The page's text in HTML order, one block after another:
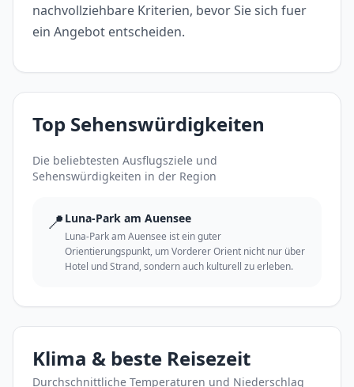
nachvollziehbare Kriterien, bevor Sie sich fuer
ein Angebot entscheiden.
Top Sehenswürdigkeiten
Die beliebtesten Ausflugsziele und
Sehenswürdigkeiten in der Region
📍 Luna-Park am Auensee
Luna-Park am Auensee ist ein guter
Orientierungspunkt, um Vorderer Orient nicht nur über
Hotel und Strand, sondern auch kulturell zu erleben.
Klima & beste Reisezeit
Durchschnittliche Temperaturen und Niederschlag